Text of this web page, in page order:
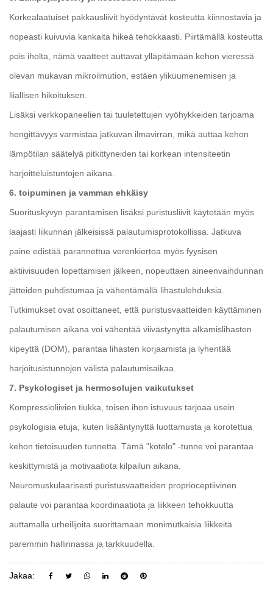
Korkealaatuiset pakkausliivit hyödyntävät kosteutta kiinnostavia ja
nopeasti kuivuvia kankaita hikeä tehokkaasti. Piirtämällä kosteutta
pois iholta, nämä vaatteet auttavat ylläpitämään kehon vieressä
olevan mukavan mikroilmution, estäen ylikuumenemisen ja
liiallisen hikoituksen.
Lisäksi verkkopaneelien tai tuuletettujen vyöhykkeiden tarjoama
hengittävyys varmistaa jatkuvan ilmavirran, mikä auttaa kehon
lämpötilan säätelyä pitkittyneiden tai korkean intensiteetin
harjoitteluistuntojen aikana.
6. toipuminen ja vamman ehkäisy
Suorituskyvyn parantamisen lisäksi puristusliivit käytetään myös
laajasti liikunnan jälkeisissä palautumisprotokollissa. Jatkuva
paine edistää parannettua verenkiertoa myös fyysisen
aktiivisuuden lopettamisen jälkeen, nopeuttaen aineenvaihdunnan
jätteiden puhdistumaa ja vähentämällä lihastulehduksia.
Tutkimukset ovat osoittaneet, että puristusvaatteiden käyttäminen
palautumisen aikana voi vähentää viivästynyttä alkamislihasten
kipeyttä (DOM), parantaa lihasten korjaamista ja lyhentää
harjoitusistunnojen välistä palautumisaikaa.
7. Psykologiset ja hermosolujen vaikutukset
Kompressioliivien tiukka, toisen ihon istuvuus tarjoaa usein
psykologisia etuja, kuten lisääntynyttä luottamusta ja korotettua
kehon tietoisuuden tunnetta. Tämä "kotelo" -tunne voi parantaa
keskittymistä ja motivaatiota kilpailun aikana.
Neuromuskulaarisesti puristusvaatteiden proprioceptiivinen
palaute voi parantaa koordinaatiota ja liikkeen tehokkuutta
auttamalla urheilijoita suorittamaan monimutkaisia ​​liikkeitä
paremmin hallinnassa ja tarkkuudella.
Jakaa: